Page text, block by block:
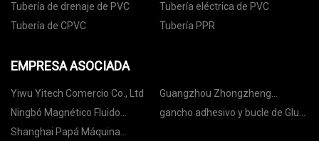
Tubería de drenaje de PVC
Tubería eléctrica de PVC
Tubería de CPVC
Tubería PPR
EMPRESA ASOCIADA
Yiwu Yitech Comercio Co., Ltd
Guangzhou Zhongzheng
Electronic Desarrollo CO .,
Ningbó Magnético Fluido
Tecnología Co., limitado
gancho adhesivo y bucle de Glue
Shanghai Papá Máquina